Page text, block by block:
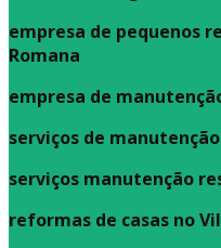
empresa de pequenos
Romana
empresa de
serviços de
serviços manutenção
reformas de casas no